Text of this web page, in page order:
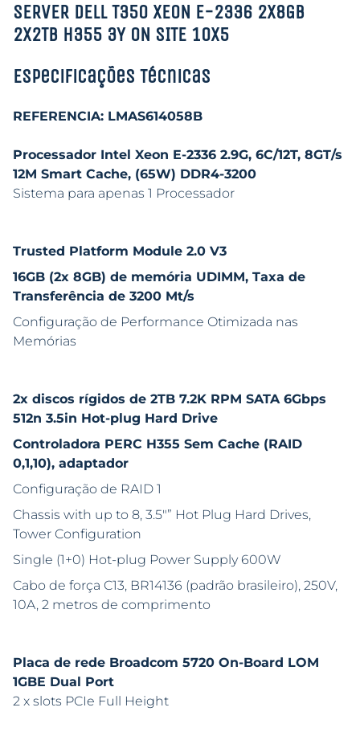
SERVER DELL T350 XEON E-2336 2X8GB
2X2TB H355 3Y ON SITE 10X5
Especificações Técnicas
REFERENCIA: LMAS614058B
Processador Intel Xeon E-2336 2.9G, 6C/12T, 8GT/s
12M Smart Cache, (65W) DDR4-3200
Sistema para apenas 1 Processador
Trusted Platform Module 2.0 V3
16GB (2x 8GB) de memória UDIMM, Taxa de
Transferência de 3200 Mt/s
Configuração de Performance Otimizada nas
Memórias
2x discos rígidos de 2TB 7.2K RPM SATA 6Gbps
512n 3.5in Hot-plug Hard Drive
Controladora PERC H355 Sem Cache (RAID
0,1,10), adaptador
Configuração de RAID 1
Chassis with up to 8, 3.5″” Hot Plug Hard Drives,
Tower Configuration
Single (1+0) Hot-plug Power Supply 600W
Cabo de força C13, BR14136 (padrão brasileiro), 250V,
10A, 2 metros de comprimento
Placa de rede Broadcom 5720 On-Board LOM
1GBE Dual Port
2 x slots PCIe Full Height